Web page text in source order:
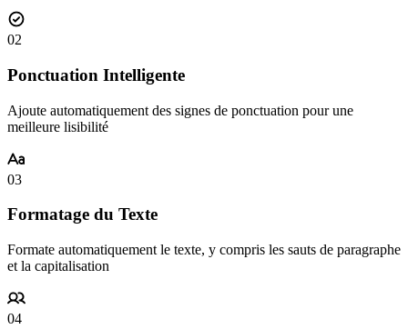
02
Ponctuation Intelligente
Ajoute automatiquement des signes de ponctuation pour une
meilleure lisibilité
03
Formatage du Texte
Formate automatiquement le texte, y compris les sauts de paragraphe
et la capitalisation
04